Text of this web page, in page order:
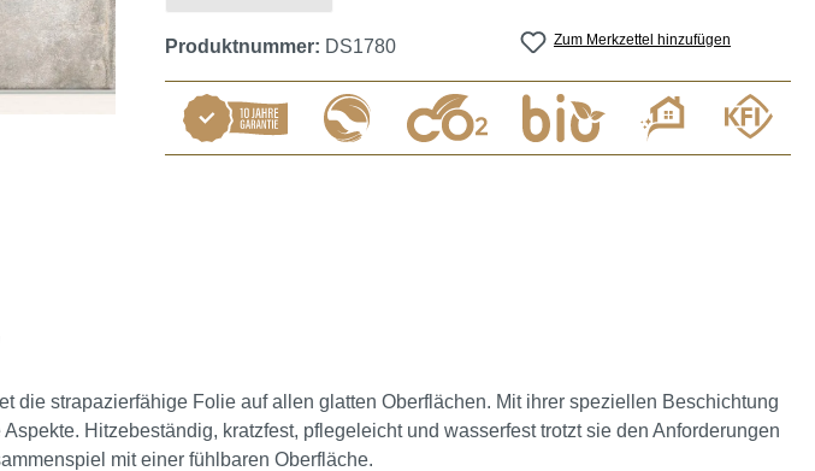
Zum Merkzettel hinzufügen
Produktnummer: DS1780
die strapazierfähige Folie auf allen glatten Oberflächen. Mit ihrer speziellen Beschichtung
Hitzebeständig, kratzfest, pflegeleicht und wasserfest trotzt sie den Anforderungen
mit einer fühlbaren Oberfläche.